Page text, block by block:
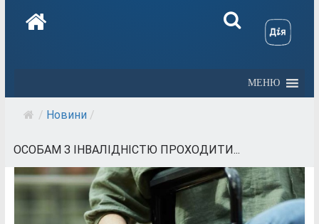
МЕНЮ
/ Новини /
ОСОБАМ З ІНВАЛІДНІСТЮ ПРОХОДИТИ...